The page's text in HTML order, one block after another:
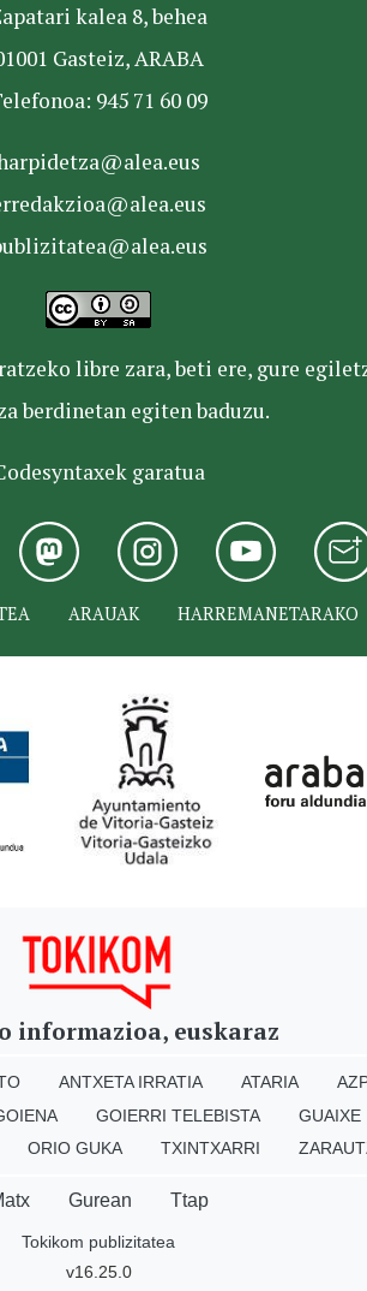
kalea 8, behea
Gasteiz, ARABA
945 71 60 09
libre zara, beti ere, gure
berdinetan egiten baduzu.
garatua
ARAUAK HARREMANETARAKO
informazioa, euskaraz
ANTXETA IRRATIA ATARIA
GOIERRI TELEBISTA GUAIXE
ORIO GUKA TXINTXARRI
Gurean Ttap
Tokikom publizitatea
v16.25.0